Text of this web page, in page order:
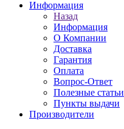
Информация
Назад
Информация
О Компании
Доставка
Гарантия
Оплата
Вопрос-Ответ
Полезные статьи
Пункты выдачи
Производители